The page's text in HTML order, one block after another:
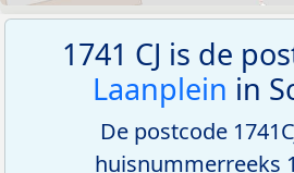
1741 CJ is de
Laanplein in
De postcode
huisnummerreeks